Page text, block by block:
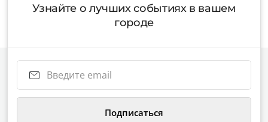
Узнайте о лучших событиях в вашем
городе